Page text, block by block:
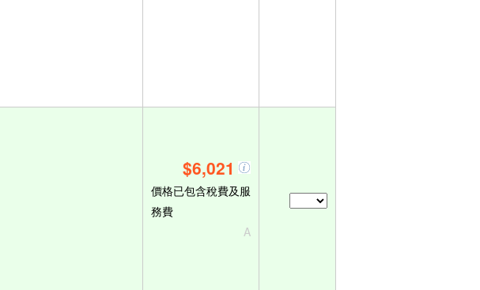
$6,021
價格已包含稅費及服
務費
A